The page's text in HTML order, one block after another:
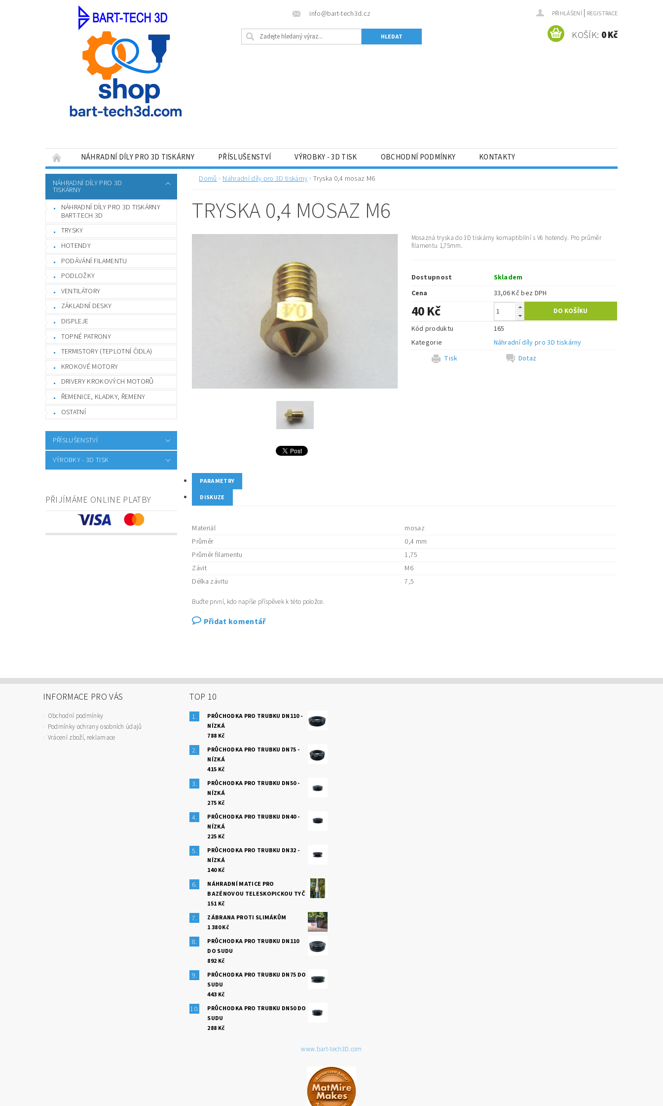
info@bart-tech3d.cz PŘIHLÁŠENÍ | REGISTRACE
KOŠÍK: 0 Kč
NÁHRADNÍ DÍLY PRO 3D TISKÁRNY PŘÍSLUŠENSTVÍ VÝROBKY - 3D TISK OBCHODNÍ PODMÍNKY
KONTAKTY
VRÁCENÍ ZBOŽÍ, REKLAMACE
NÁHRADNÍ DÍLY PRO 3D
TISKÁRNY
NÁHRADNÍ DÍLY PRO 3D TISKÁRNY
BART-TECH 3D
TRYSKY
HOTENDY
PODÁVÁNÍ FILAMENTU
PODLOŽKY
VENTILÁTORY
ZÁKLADNÍ DESKY
DISPLEJE
TOPNÉ PATRONY
TERMISTORY (TEPLOTNÍ ČIDLA)
KROKOVÉ MOTORY
DRIVERY KROKOVÝCH MOTORŮ
ŘEMENICE, KLADKY, ŘEMENY
OSTATNÍ
PŘÍSLUŠENSTVÍ
VÝROBKY - 3D TISK
PŘIJÍMÁME ONLINE PLATBY
Domů Náhradní díly pro 3D tiskárny Tryska 0,4 mosaz M6
TRYSKA 0,4 MOSAZ M6
Mosazná tryska do 3D tiskárny komaptibilní s V6 hotendy. Pro průměr
filamentu 1,75mm.
Dostupnost
Skladem
Cena
33,06 Kč bez DPH
40 Kč
Kód produktu
165
Kategorie
Náhradní díly pro 3D tiskárny
Tisk
Dotaz
PARAMETRY
DISKUZE
Materiál
mosaz
Průměr
0,4 mm
Průměr filamentu
1,75
Závit
M6
Délka závitu
7,5
Buďte první, kdo napíše příspěvek k této položce.
Přidat komentář
INFORMACE PRO VÁS
Obchodní podmínky
Podmínky ochrany osobních údajů
Vrácení zboží, reklamace
TOP 10
PRŮCHODKA PRO TRUBKU DN110 -
NÍZKÁ
788 Kč
PRŮCHODKA PRO TRUBKU DN75 -
NÍZKÁ
415 Kč
PRŮCHODKA PRO TRUBKU DN50 -
NÍZKÁ
275 Kč
PRŮCHODKA PRO TRUBKU DN40 -
NÍZKÁ
225 Kč
PRŮCHODKA PRO TRUBKU DN32 -
NÍZKÁ
140 Kč
NÁHRADNÍ MATICE PRO
BAZÉNOVOU TELESKOPICKOU TYČ
151 Kč
ZÁBRANA PROTI SLIMÁKŮM
1 380 Kč
PRŮCHODKA PRO TRUBKU DN110
DO SUDU
892 Kč
PRŮCHODKA PRO TRUBKU DN75 DO
SUDU
443 Kč
PRŮCHODKA PRO TRUBKU DN50 DO
SUDU
288 Kč
www.bart-tech3D.com